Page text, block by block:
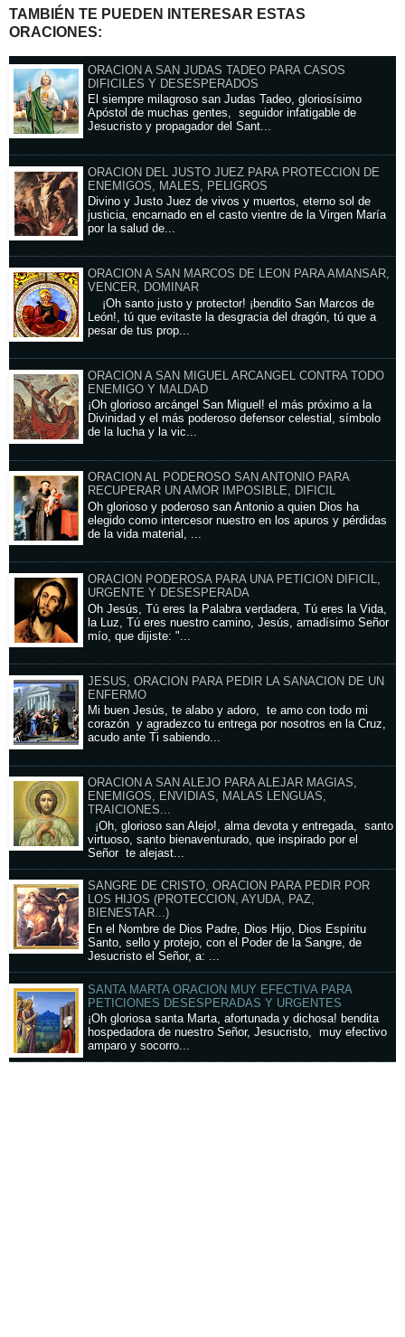
TAMBIÉN TE PUEDEN INTERESAR ESTAS
ORACIONES:
ORACION A SAN JUDAS TADEO PARA CASOS
DIFICILES Y DESESPERADOS
El siempre milagroso san Judas Tadeo, gloriosísimo
Apóstol de muchas gentes, seguidor infatigable de
Jesucristo y propagador del Sant...
ORACION DEL JUSTO JUEZ PARA PROTECCION DE
ENEMIGOS, MALES, PELIGROS
Divino y Justo Juez de vivos y muertos, eterno sol de
justicia, encarnado en el casto vientre de la Virgen María
por la salud de...
ORACION A SAN MARCOS DE LEON PARA AMANSAR,
VENCER, DOMINAR
¡Oh santo justo y protector! ¡bendito San Marcos de
León!, tú que evitaste la desgracia del dragón, tú que a
pesar de tus prop...
ORACION A SAN MIGUEL ARCANGEL CONTRA TODO
ENEMIGO Y MALDAD
¡Oh glorioso arcángel San Miguel! el más próximo a la
Divinidad y el más poderoso defensor celestial, símbolo
de la lucha y la vic...
ORACION AL PODEROSO SAN ANTONIO PARA
RECUPERAR UN AMOR IMPOSIBLE, DIFICIL
Oh glorioso y poderoso san Antonio a quien Dios ha
elegido como intercesor nuestro en los apuros y pérdidas
de la vida material, ...
ORACION PODEROSA PARA UNA PETICION DIFICIL,
URGENTE Y DESESPERADA
Oh Jesús, Tú eres la Palabra verdadera, Tú eres la Vida,
la Luz, Tú eres nuestro camino, Jesús, amadísimo Señor
mío, que dijiste: "...
JESUS, ORACION PARA PEDIR LA SANACION DE UN
ENFERMO
Mi buen Jesús, te alabo y adoro, te amo con todo mi
corazón y agradezco tu entrega por nosotros en la Cruz,
acudo ante Ti sabiendo...
ORACION A SAN ALEJO PARA ALEJAR MAGIAS,
ENEMIGOS, ENVIDIAS, MALAS LENGUAS,
TRAICIONES...
¡Oh, glorioso san Alejo!, alma devota y entregada, santo
virtuoso, santo bienaventurado, que inspirado por el
Señor te alejast...
SANGRE DE CRISTO, ORACION PARA PEDIR POR
LOS HIJOS (PROTECCION, AYUDA, PAZ,
BIENESTAR...)
En el Nombre de Dios Padre, Dios Hijo, Dios Espíritu
Santo, sello y protejo, con el Poder de la Sangre, de
Jesucristo el Señor, a: ...
SANTA MARTA ORACION MUY EFECTIVA PARA
PETICIONES DESESPERADAS Y URGENTES
¡Oh gloriosa santa Marta, afortunada y dichosa! bendita
hospedadora de nuestro Señor, Jesucristo, muy efectivo
amparo y socorro...